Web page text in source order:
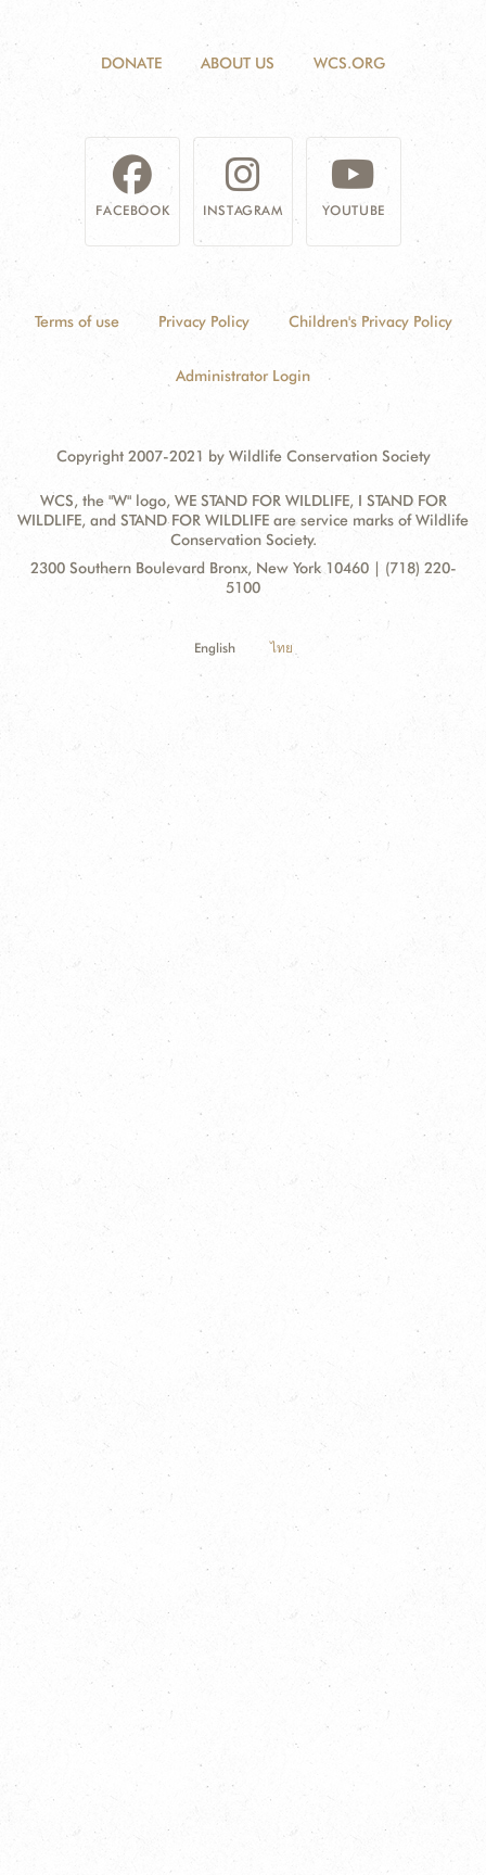
DONATE ABOUT US WCS.ORG
FACEBOOK INSTAGRAM YOUTUBE
Terms of use Privacy Policy Children's Privacy Policy
Administrator Login
Copyright 2007-2021 by Wildlife Conservation Society
WCS, the "W" logo, WE STAND FOR WILDLIFE, I STAND FOR
WILDLIFE, and STAND FOR WILDLIFE are service marks of Wildlife
Conservation Society.
Contact
Address:
2300 Southern Boulevard Bronx, New York 10460 | (718) 220-
5100
English ไทย